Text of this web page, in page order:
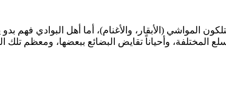
المواشي (الأبقار، والأغنام)، أما أهل البوادي فهم
المختلفة، وأحياناً تقايض البضائع ببعضها، ومعظم تلك